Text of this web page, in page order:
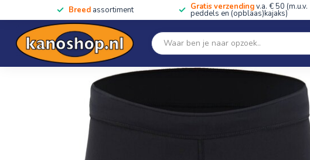
Breed assortiment Gratis verzendingv.a. € 50 (m.u.v.
peddels en (opblaas)kajaks)
SALE!! Kano's, kajaks & SUP's Peddels Kleding
Home NRS Men's Ignitor Shorts